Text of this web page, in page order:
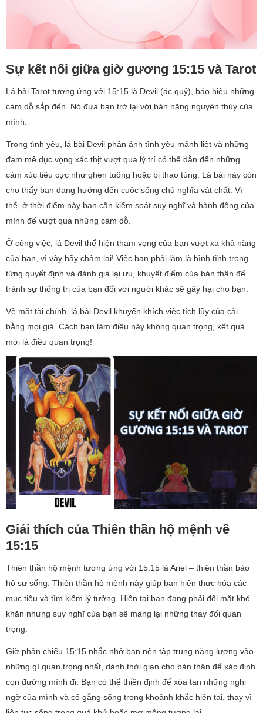
Sự kết nối giữa giờ gương 15:15 và Tarot
Lá bài Tarot tương ứng với 15:15 là Devil (ác quỷ), báo hiệu những
cám dỗ sắp đến. Nó đưa bạn trở lại với bản năng nguyên thủy của
mình.
Trong tình yêu, lá bài Devil phản ánh tình yêu mãnh liệt và những
đam mê dục vọng xác thịt vượt qua lý trí có thể dẫn đến những
cảm xúc tiêu cực như ghen tuông hoặc bị thao túng. Lá bài này còn
cho thấy bạn đang hướng đến cuộc sống chủ nghĩa vật chất. Vì
thế, ở thời điểm này bạn cần kiểm soát suy nghĩ và hành động của
mình để vượt qua những cám dỗ.
Ở công việc, lá Devil thể hiện tham vọng của bạn vượt xa khả năng
của bạn, vì vậy hãy chậm lại! Việc bạn phải làm là bình tĩnh trong
từng quyết định và đánh giá lại ưu, khuyết điểm của bản thân để
tránh sự thống trị của bạn đối với người khác sẽ gây hại cho bạn.
Về mặt tài chính, lá bài Devil khuyến khích việc tích lũy của cải
bằng mọi giá. Cách bạn làm điều này không quan trọng, kết quả
mới là điều quan trọng!
Giải thích của Thiên thần hộ mệnh về
15:15
Thiên thần hộ mệnh tương ứng với 15:15 là Ariel – thiên thần bảo
hộ sự sống. Thiên thần hộ mệnh này giúp bạn hiện thực hóa các
mục tiêu và tìm kiếm lý tưởng. Hiện tại bạn đang phải đối mặt khó
khăn nhưng suy nghĩ của bạn sẽ mang lại những thay đổi quan
trọng.
Giờ phản chiếu 15:15 nhắc nhở bạn nên tập trung năng lượng vào
những gì quan trọng nhất, dành thời gian cho bản thân để xác định
con đường mình đi. Bạn có thể thiền định để xóa tan những nghi
ngờ của mình và cố gắng sống trong khoảnh khắc hiện tại, thay vì